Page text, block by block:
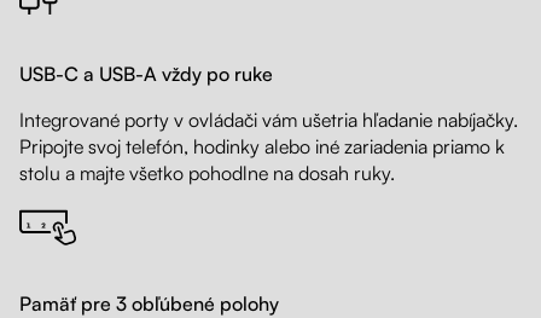
USB-C a USB-A vždy po ruke
Integrované porty v ovládači vám ušetria hľadanie nabíjačky.
Pripojte svoj telefón, hodinky alebo iné zariadenia priamo k
stolu a majte všetko pohodlne na dosah ruky.
Pamäť pre 3 obľúbené polohy